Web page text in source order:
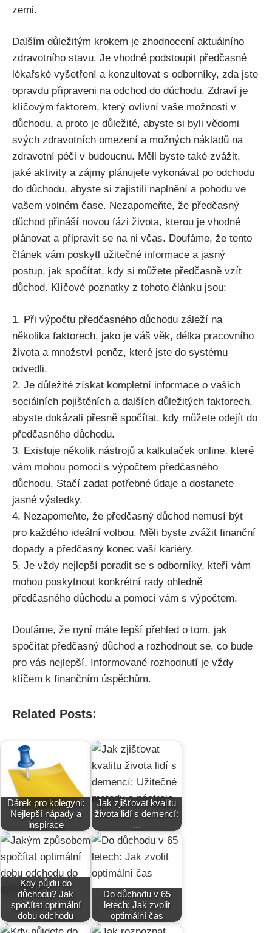
zemi.
Dalším důležitým krokem je zhodnocení aktuálního
zdravotního stavu. Je vhodné podstoupit předčasné
lékařské vyšetření a konzultovat s odborníky, zda jste
opravdu připraveni na odchod do důchodu. Zdraví je
klíčovým faktorem, který ovlivní vaše možnosti v
důchodu, a proto je důležité, abyste si byli vědomi
svých zdravotních omezení a možných nákladů na
zdravotní péči v budoucnu. Měli byste také zvážit,
jaké aktivity a zájmy plánujete vykonávat po odchodu
do důchodu, abyste si zajistili naplnění a pohodu ve
vašem volném čase. Nezapomeňte, že předčasný
důchod přináší novou fázi života, kterou je vhodné
plánovat a připravit se na ni včas. Doufáme, že tento
článek vám poskytl užitečné informace a jasný
postup, jak spočítat, kdy si můžete předčasně vzít
důchod. Klíčové poznatky z tohoto článku jsou:
1. Při výpočtu předčasného důchodu záleží na
několika faktorech, jako je váš věk, délka pracovního
života a množství peněz, které jste do systému
odvedli.
2. Je důležité získat kompletní informace o vašich
sociálních pojištěních a dalších důležitých faktorech,
abyste dokázali přesně spočítat, kdy můžete odejít do
předčasného důchodu.
3. Existuje několik nástrojů a kalkulaček online, které
vám mohou pomoci s výpočtem předčasného
důchodu. Stačí zadat potřebné údaje a dostanete
jasné výsledky.
4. Nezapomeňte, že předčasný důchod nemusí být
pro každého ideální volbou. Měli byste zvážit finanční
dopady a předčasný konec vaší kariéry.
5. Je vždy nejlepší poradit se s odborníky, kteří vám
mohou poskytnout konkrétní rady ohledně
předčasného důchodu a pomoci vám s výpočtem.
Doufáme, že nyní máte lepší přehled o tom, jak
spočítat předčasný důchod a rozhodnout se, co bude
pro vás nejlepší. Informované rozhodnutí je vždy
klíčem k finančním úspěchům.
Related Posts:
Dárek pro kolegyni:
Nejlepší nápady a
inspirace
Jak zjišťovat kvalitu
života lidí s demencí:
…
Kdy půjdu do
důchodu? Jak
spočítat optimální
dobu odchodu
Do důchodu v 65
letech: Jak zvolit
optimální čas